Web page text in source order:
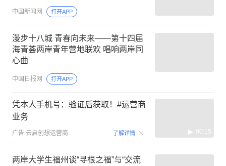
中国新闻网 打开APP
漫步十八城 青春向未来——第十四届
海青荟两岸青年营地联欢 唱响两岸同
心曲
中国日报网 打开APP
凭本人手机号：验证后获取！#运营商
业务
广告 云启创想运营商 了解详情 00:15
两岸大学生福州谈“寻根之福”与“交流